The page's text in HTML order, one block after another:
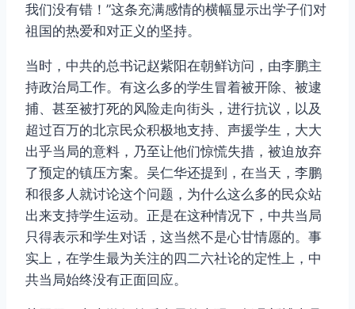
我们没有错！”这条充满感情的横幅显示出学子们对
祖国的热爱和对正义的坚持。
当时，中共的总书记赵紫阳在朝鲜访问，由李鹏主
持政治局工作。有这么多的学生冒着被开除、被逮
捕、甚至被打死的风险走向街头，进行抗议，以及
超过百万的北京民众积极地支持、声援学生，大大
出乎当局的意料，乃至让他们惊慌失措，被迫放弃
了预定的镇压方案。吴仁华还提到，在当天，李鹏
和很多人就讨论这个问题，为什么这么多的民众站
出来支持学生运动。正是在这种情况下，中共当局
只得表示和学生对话，这当然不是心甘情愿的。事
实上，在学生最为关注的四二六社论的定性上，中
共当局始终没有正面回应。